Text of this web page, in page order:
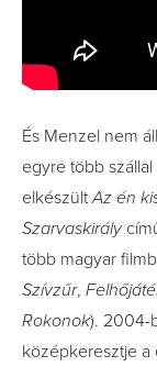
És Menzel nem
egyre több
elkészültAz én
Szarvaskirály
több magyar
Szívzűr,
Rokonok). 2004-
középkeresztje a